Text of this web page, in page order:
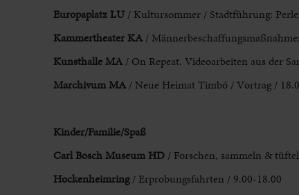
Europaplatz LU / Kultursommer / Stadtführung:
Kammertheater KA /
Kunsthalle MA / On Repeat. Videoarbeiten aus der
Marchivum MA / Neue Heimat Timbó / Vortrag /
Kinder/Familie/Spaß
Carl Bosch Museum HD / Forschen, sammeln &
Hockenheimring / Erprobungsfahrten / 9.00-18.00